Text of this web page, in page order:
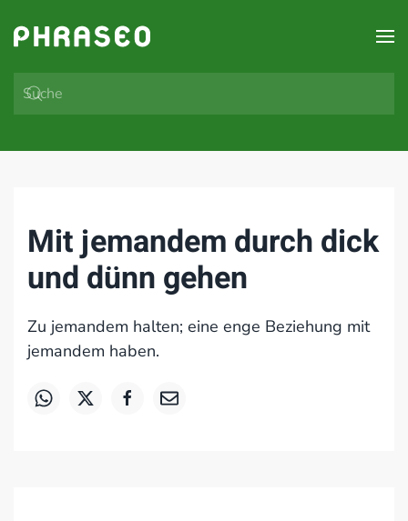
Zum Hauptinhalt springen
Mit jemandem durch dick
und dünn gehen
Zu jemandem halten; eine enge Beziehung mit
jemandem haben.